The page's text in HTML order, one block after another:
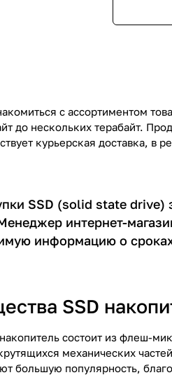
с ассортиментом
до нескольких терабайт.
курьерская доставка, в
SSD (solid state drive)
интернет-
информацию о
SSD
состоит из флеш-
механических
большую популярность,